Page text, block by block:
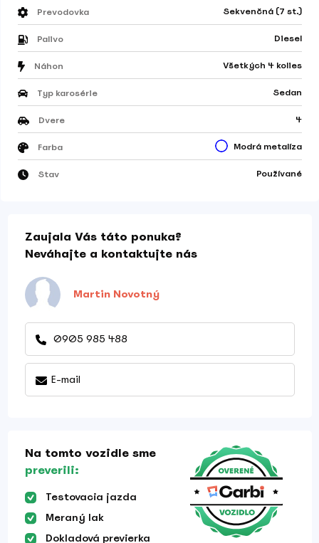
Prevodovka Sekvenčná (7 st.)
Palivo Diesel
Náhon Všetkých 4 kolies
Typ karosérie Sedan
Dvere 4
Farba Modrá metalíza
Stav Používané
Zaujala Vás táto ponuka?
Neváhajte a kontaktujte nás
Martin Novotný
0905 985 488
E-mail
Na tomto vozidle sme
preverili:
Testovacia jazda
Meraný lak
Dokladová previerka